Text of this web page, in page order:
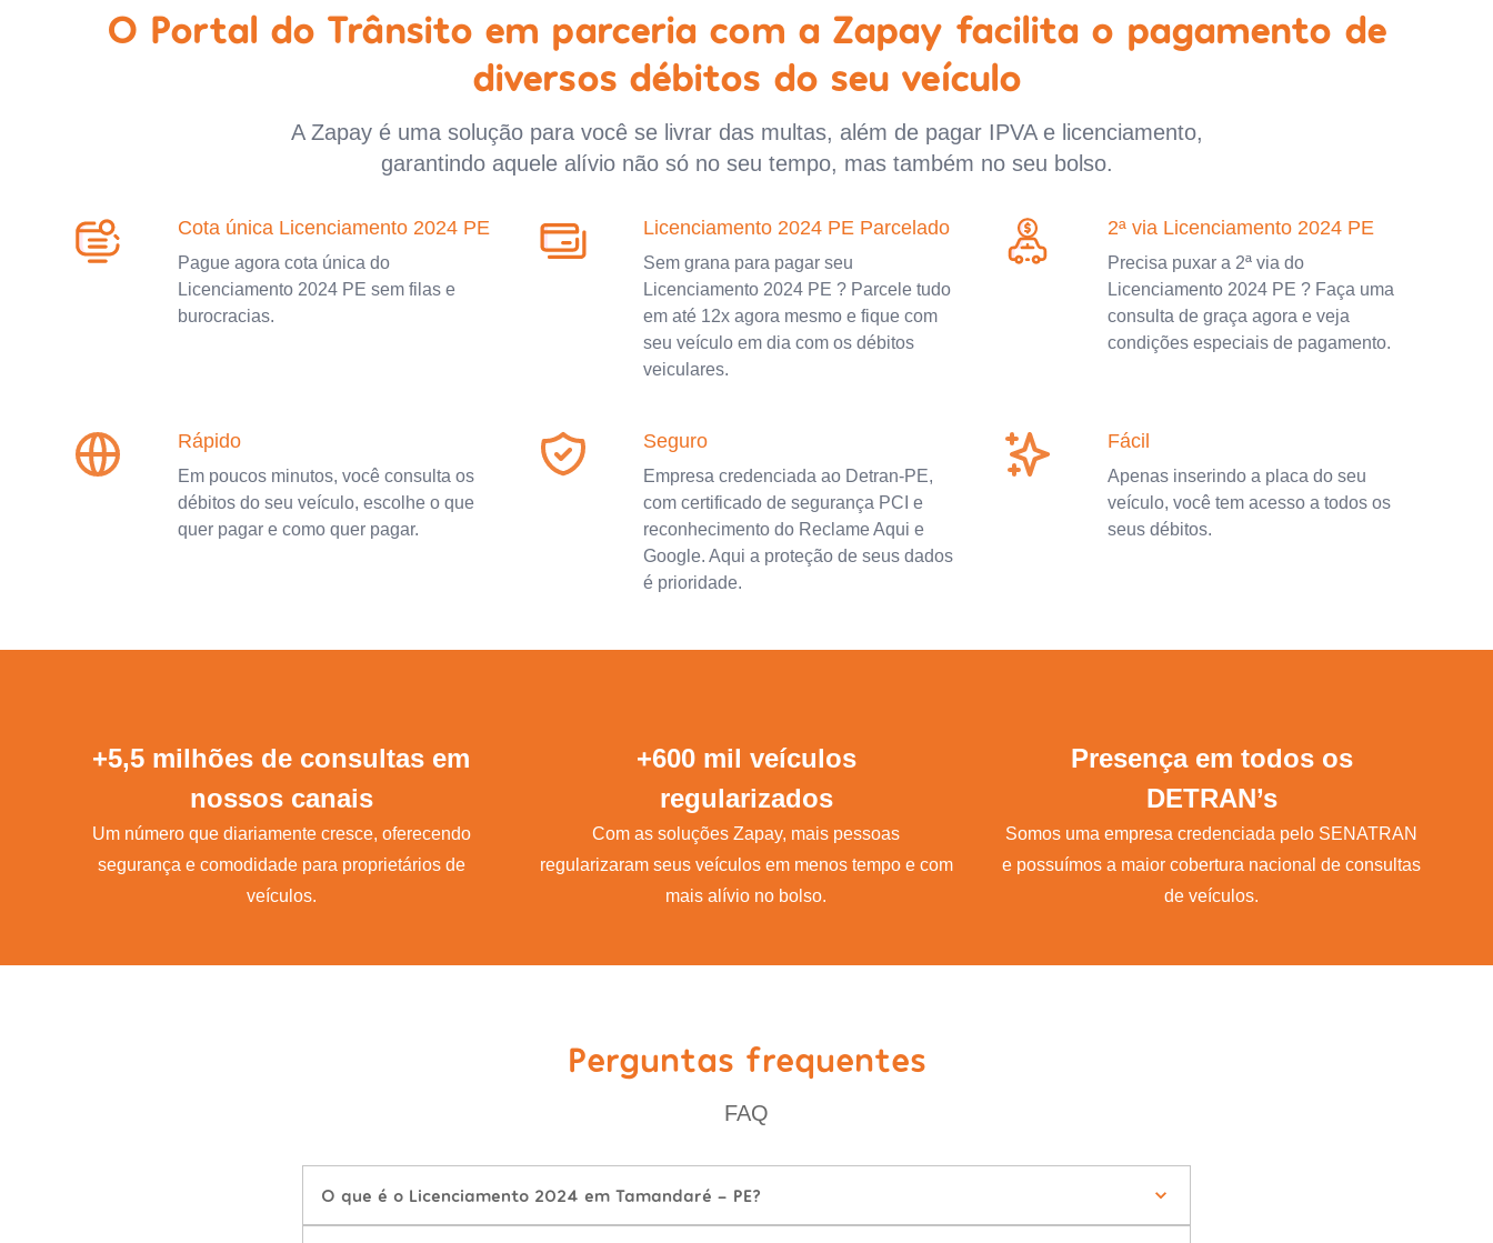
O Portal do Trânsito em parceria com a Zapay facilita o pagamento de
diversos débitos do seu veículo
A Zapay é uma solução para você se livrar das multas, além de pagar IPVA e licenciamento,
garantindo aquele alívio não só no seu tempo, mas também no seu bolso.
Cota única Licenciamento 2024 PE
Pague agora cota única do
Licenciamento 2024 PE sem filas e
burocracias.
Licenciamento 2024 PE Parcelado
Sem grana para pagar seu
Licenciamento 2024 PE ? Parcele tudo
em até 12x agora mesmo e fique com
seu veículo em dia com os débitos
veiculares.
2ª via Licenciamento 2024 PE
Precisa puxar a 2ª via do
Licenciamento 2024 PE ? Faça uma
consulta de graça agora e veja
condições especiais de pagamento.
Rápido
Em poucos minutos, você consulta os
débitos do seu veículo, escolhe o que
quer pagar e como quer pagar.
Seguro
Empresa credenciada ao Detran-PE,
com certificado de segurança PCI e
reconhecimento do Reclame Aqui e
Google. Aqui a proteção de seus dados
é prioridade.
Fácil
Apenas inserindo a placa do seu
veículo, você tem acesso a todos os
seus débitos.
+5,5 milhões de consultas em
nossos canais
Um número que diariamente cresce, oferecendo
segurança e comodidade para proprietários de
veículos.
+600 mil veículos
regularizados
Com as soluções Zapay, mais pessoas
regularizaram seus veículos em menos tempo e com
mais alívio no bolso.
Presença em todos os
DETRAN’s
Somos uma empresa credenciada pelo SENATRAN
e possuímos a maior cobertura nacional de consultas
de veículos.
Perguntas frequentes
FAQ
O que é o Licenciamento 2024 em Tamandaré - PE?